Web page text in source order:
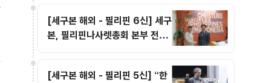
[세구본 해외 - 필리핀 6신] 세구
본, 필리핀나사렛총회 본부 전격
[세구본 해외 - 필리핀 5신] “한